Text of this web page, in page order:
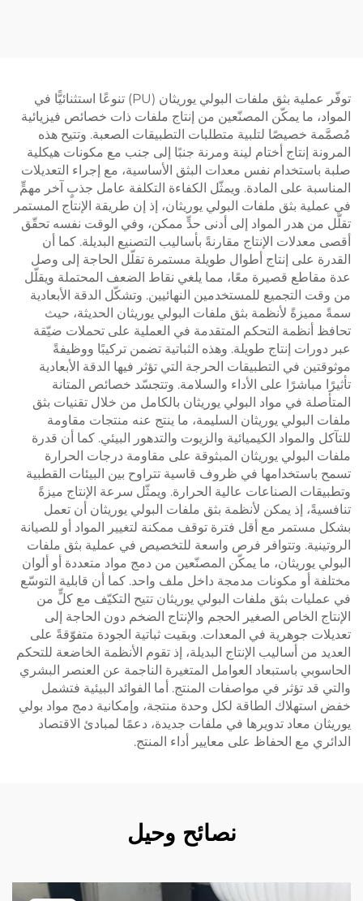
توفّر عملية بثق ملفات البولي يوريثان (PU) تنوعًا استثنائيًّا في
المواد، ما يمكّن المصنّعين من إنتاج ملفات ذات خصائص فيزيائية
مُصمَّمة خصيصًا لتلبية متطلبات التطبيقات الصعبة. وتتيح هذه
المرونة إنتاج أختام لينة ومرنة جنبًا إلى جنب مع مكونات هيكلية
صلبة باستخدام نفس معدات البثق الأساسية، مع إجراء التعديلات
المناسبة على المادة. ويمثّل الكفاءة التكلفة عامل جذبٍ آخر مهمٍّ
في عملية بثق ملفات البولي يوريثان، إذ إن طريقة الإنتاج المستمر
تقلّل من هدر المواد إلى أدنى حدٍّ ممكن، وفي الوقت نفسه تحقّق
أقصى معدلات الإنتاج مقارنةً بأساليب التصنيع البديلة. كما أن
القدرة على إنتاج أطوال طويلة مستمرة تقلّل الحاجة إلى وصل
عدة مقاطع قصيرة معًا، مما يلغي نقاط الضعف المحتملة ويقلّل
من وقت التجميع للمستخدمين النهائيين. وتشكّل الدقة الأبعادية
سمةً مميزةً لأنظمة بثق ملفات البولي يوريثان الحديثة، حيث
تحافظ أنظمة التحكم المتقدمة في العملية على تحملات ضيّقة
عبر دورات إنتاج طويلة. وهذه الثباتية تضمن تركيبًا ووظيفةً
موثوقتين في التطبيقات الحرجة التي تؤثر فيها الدقة الأبعادية
تأثيرًا مباشرًا على الأداء والسلامة. وتتجسّد خصائص المتانة
المتأصلة في مواد البولي يوريثان بالكامل من خلال تقنيات بثق
ملفات البولي يوريثان السليمة، ما ينتج عنه منتجات مقاومة
للتآكل والمواد الكيميائية والزيوت والتدهور البيئي. كما أن قدرة
ملفات البولي يوريثان المبثوقة على مقاومة درجات الحرارة
تسمح باستخدامها في ظروف قاسية تتراوح بين البيئات القطبية
وتطبيقات الصناعات عالية الحرارة. ويمثّل سرعة الإنتاج ميزةً
تنافسيةً، إذ يمكن لأنظمة بثق ملفات البولي يوريثان أن تعمل
بشكل مستمر مع أقل فترة توقف ممكنة لتغيير المواد أو للصيانة
الروتينية. وتتوافر فرص واسعة للتخصيص في عملية بثق ملفات
البولي يوريثان، ما يمكّن المصنّعين من دمج مواد متعددة أو ألوان
مختلفة أو مكونات مدمجة داخل ملف واحد. كما أن قابلية التوسّع
في عمليات بثق ملفات البولي يوريثان تتيح التكيّف مع كلٍّ من
الإنتاج الخاص الصغير الحجم والإنتاج الضخم دون الحاجة إلى
تعديلات جوهرية في المعدات. وبقيت ثباتية الجودة متفوّقةً على
العديد من أساليب الإنتاج البديلة، إذ تقوم الأنظمة الخاضعة للتحكم
الحاسوبي باستبعاد العوامل المتغيرة الناجمة عن العنصر البشري
والتي قد تؤثر في مواصفات المنتج. أما الفوائد البيئية فتشمل
خفض استهلاك الطاقة لكل وحدة منتجة، وإمكانية دمج مواد بولي
يوريثان معاد تدويرها في ملفات جديدة، دعمًا لمبادئ الاقتصاد
الدائري مع الحفاظ على معايير أداء المنتج.
نصائح وحيل